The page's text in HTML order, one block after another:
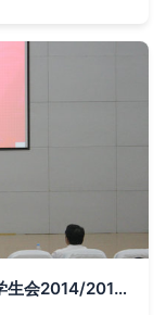
回首过去、立足当下、展望未来——院学生会2014/2015学年度学年工作汇报交流活动组织文化艺术交流活动纪实